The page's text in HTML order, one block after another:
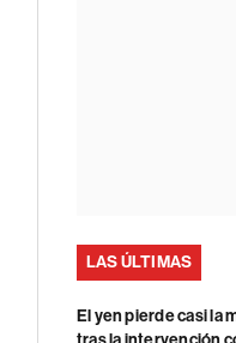
LAS ÚLTIMAS
El yen pierde casi la